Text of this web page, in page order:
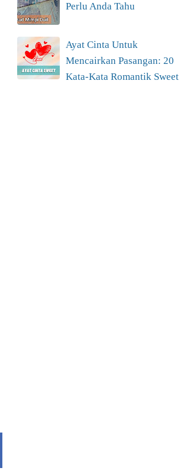
Perlu Anda Tahu
Ayat Cinta Untuk
Mencairkan Pasangan: 20
Kata-Kata Romantik Sweet